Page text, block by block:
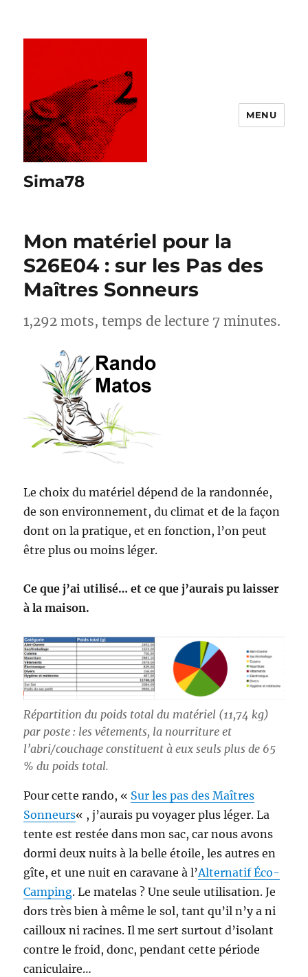
Sima78
MENU
Mon matériel pour la
S26E04 : sur les Pas des
Maîtres Sonneurs
1,292 mots, temps de lecture 7 minutes.
Le choix du matériel dépend de la randonnée,
de son environnement, du climat et de la façon
dont on la pratique, et en fonction, l’on peut
être plus ou moins léger.
Ce que j’ai utilisé… et ce que j’aurais pu laisser
à la maison.
Répartition du poids total du matériel (11,74 kg)
par poste : les vêtements, la nourriture et
l’abri/couchage constituent à eux seuls plus de 65
% du poids total.
Pour cette rando, « Sur les pas des Maîtres
Sonneurs« , j’aurais pu voyager plus léger. La
tente est restée dans mon sac, car nous avons
dormi deux nuits à la belle étoile, les autres en
gîte, et une nuit en caravane à l’Alternatif Éco-
Camping. Le matelas ? Une seule utilisation. Je
dors très bien à même le sol, tant qu’il n’y a ni
cailloux ni racines. Il me sert surtout d’isolant
contre le froid, donc, pendant cette période
caniculaire…